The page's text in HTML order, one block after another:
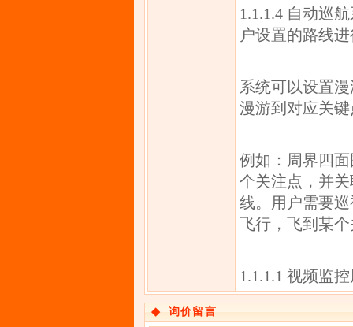
1.1.1.4 自动巡
户设置的路线
系统可以设置
漫游到对应关
例如：周界四
个关注点，并
线。用户需要
飞行，飞到某
1.1.1.1 视频监
◆ 询价留言